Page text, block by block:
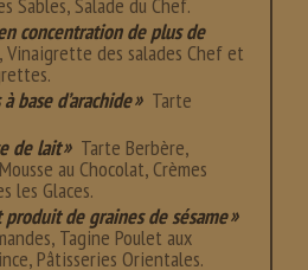
concentration de plus de
Vinaigrette des salades Chef et
base d’arachide
Tarte
de lait
Tarte Berbère,
au Chocolat, Crèmes
les Glaces.
produit de graines de sésame
Tagine Poulet aux
Pâtisseries Orientales.